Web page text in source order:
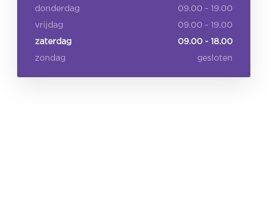
donderdag 09.00 - 19.00
vrijdag 09.00 - 19.00
zaterdag 09.00 - 18.00
zondag gesloten